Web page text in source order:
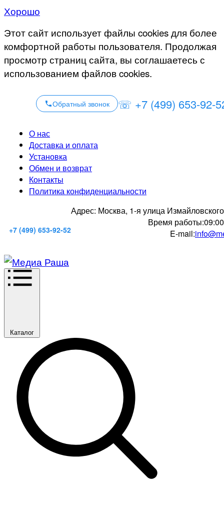
Хорошо
Этот сайт использует файлы cookies для более
комфортной работы пользователя. Продолжая
просмотр страниц сайта, вы соглашаетесь с
использованием файлов cookies.
Обратный звонок ☏ +7 (499) 653-92-
О нас
Доставка и оплата
Установка
Обмен и возврат
Контакты
Политика конфиденциальности
+7 (499) 653-92-52
Адрес: Москва, 1-я улица
Время работы:
E-mail:
Каталог